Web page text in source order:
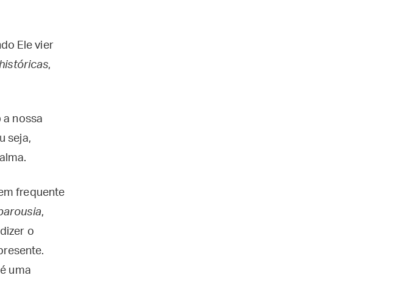
Ele vier
,
a nossa
seja,
frequente
,
o
uma